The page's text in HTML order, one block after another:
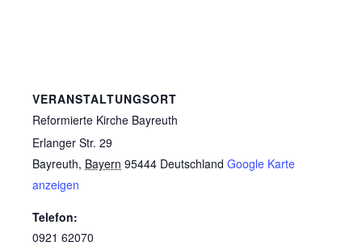
VERANSTALTUNGSORT
Reformierte Kirche Bayreuth
Erlanger Str. 29
Bayreuth, Bayern 95444 Deutschland Google Karte
anzeigen
Telefon:
0921 62070